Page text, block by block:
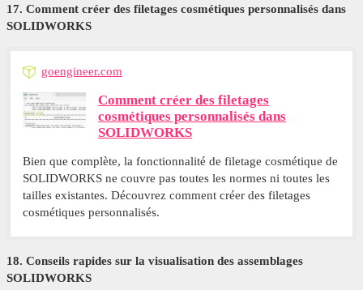
17. Comment créer des filetages cosmétiques personnalisés dans
SOLIDWORKS
goengineer.com
Comment créer des filetages
cosmétiques personnalisés dans
SOLIDWORKS
Bien que complète, la fonctionnalité de filetage cosmétique de
SOLIDWORKS ne couvre pas toutes les normes ni toutes les
tailles existantes. Découvrez comment créer des filetages
cosmétiques personnalisés.
18. Conseils rapides sur la visualisation des assemblages
SOLIDWORKS